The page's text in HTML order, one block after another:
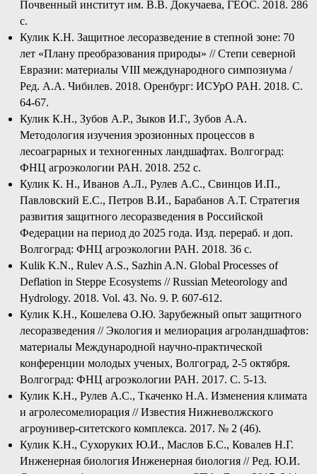
Почвенный институт им. В.В. Докучаева, ГЕОС. 2018. 286
с.
Кулик К.Н. Защитное лесоразведение в степной зоне: 70
лет «Плану преобразования природы» // Степи северной
Евразии: материалы VIII международного симпозиума /
Ред. А.А. Чибилев. 2018. Оренбург: ИСУрО РАН. 2018. С.
64-67.
Кулик К.Н., Зубов А.Р., Зыков И.Г., Зубов А.А.
Методология изучения эрозионных процессов в
лесоаграрных и техногенных ландшафтах. Волгоград:
ФНЦ агроэкологии РАН. 2018. 252 с.
Кулик К. Н., Иванов А.Л., Рулев А.С., Свинцов И.П.,
Павловский Е.С., Петров В.И., Барабанов А.Т. Стратегия
развития защитного лесоразведения в Российской
Федерации на период до 2025 года. Изд. перераб. и доп.
Волгоград: ФНЦ агроэкологии РАН. 2018. 36 с.
Kulik K.N., Rulev A.S., Sazhin A.N. Global Processes of
Deflation in Steppe Ecosystems // Russian Meteorology and
Hydrology. 2018. Vol. 43. No. 9. P. 607-612.
Кулик К.Н., Кошелева О.Ю. Зарубежный опыт защитного
лесоразведения // Экология и мелиорация агроландшафтов:
материалы Международной научно-практической
конференции молодых ученых, Волгоград, 2-5 октября.
Волгоград: ФНЦ агроэкологии РАН. 2017. С. 5-13.
Кулик К.Н., Рулев А.С., Ткаченко Н.А. Изменения климата
и агролесомелиорация // Известия Нижневолжского
агроунивер-ситетского комплекса. 2017. № 2 (46).
Кулик К.Н., Сухоруких Ю.И., Маслов Б.С., Ковалев Н.Г.
Инженерная биология Инженерная биология // Ред. Ю.И.